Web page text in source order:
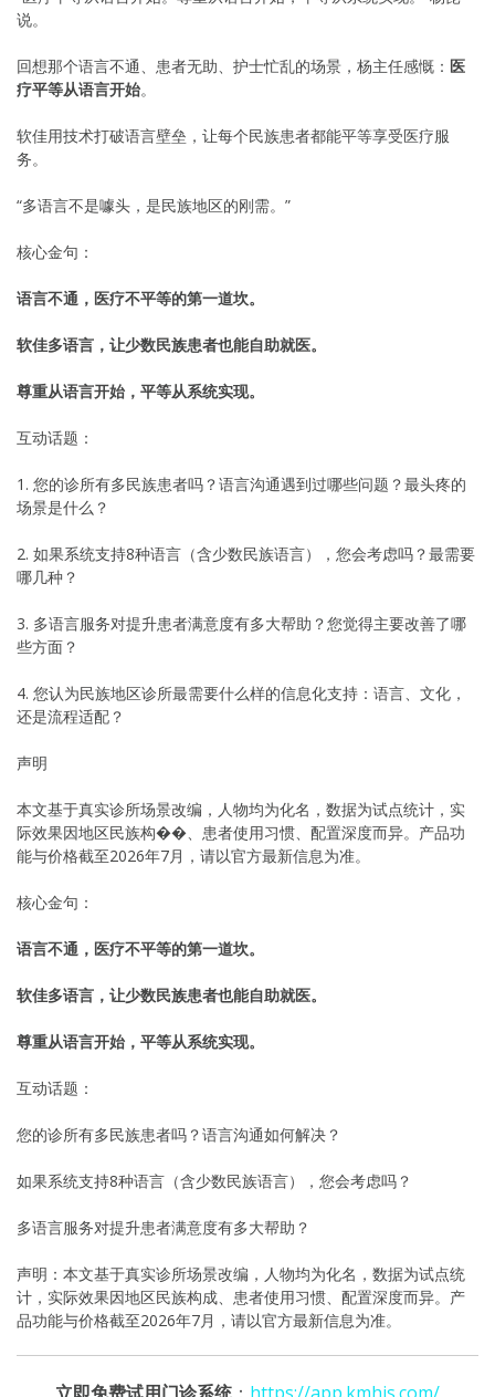
说。
回想那个语言不通、患者无助、护士忙乱的场景，杨主任感慨： 医
疗平等从语言开始。
软佳用技术打破语言壁垒，让每个民族患者都能平等享受医疗服
务。
“多语言不是噱头，是民族地区的刚需。”
核心金句：
语言不通，医疗不平等的第一道坎。
软佳多语言，让少数民族患者也能自助就医。
尊重从语言开始，平等从系统实现。
互动话题：
1. 您的诊所有多民族患者吗？语言沟通遇到过哪些问题？最头疼的
场景是什么？
2. 如果系统支持8种语言（含少数民族语言），您会考虑吗？最需要
哪几种？
3. 多语言服务对提升患者满意度有多大帮助？您觉得主要改善了哪
些方面？
4. 您认为民族地区诊所最需要什么样的信息化支持：语言、文化，
还是流程适配？
声明
本文基于真实诊所场景改编，人物均为化名，数据为试点统计，实
际效果因地区民族构��、患者使用习惯、配置深度而异。产品功
能与价格截至2026年7月，请以官方最新信息为准。
核心金句：
语言不通，医疗不平等的第一道坎。
软佳多语言，让少数民族患者也能自助就医。
尊重从语言开始，平等从系统实现。
互动话题：
您的诊所有多民族患者吗？语言沟通如何解决？
如果系统支持8种语言（含少数民族语言），您会考虑吗？
多语言服务对提升患者满意度有多大帮助？
声明：本文基于真实诊所场景改编，人物均为化名，数据为试点统
计，实际效果因地区民族构成、患者使用习惯、配置深度而异。产
品功能与价格截至2026年7月，请以官方最新信息为准。